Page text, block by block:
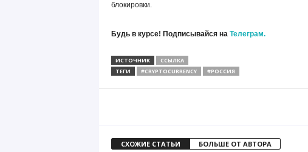
блокировки.
Будь в курсе! Подписывайся на Телеграм.
ИСТОЧНИК
ССЫЛКА
ТЕГИ
#CRYPTOCURRENCY #РОССИЯ
СХОЖИЕ СТАТЬИ БОЛЬШЕ ОТ АВТОРА